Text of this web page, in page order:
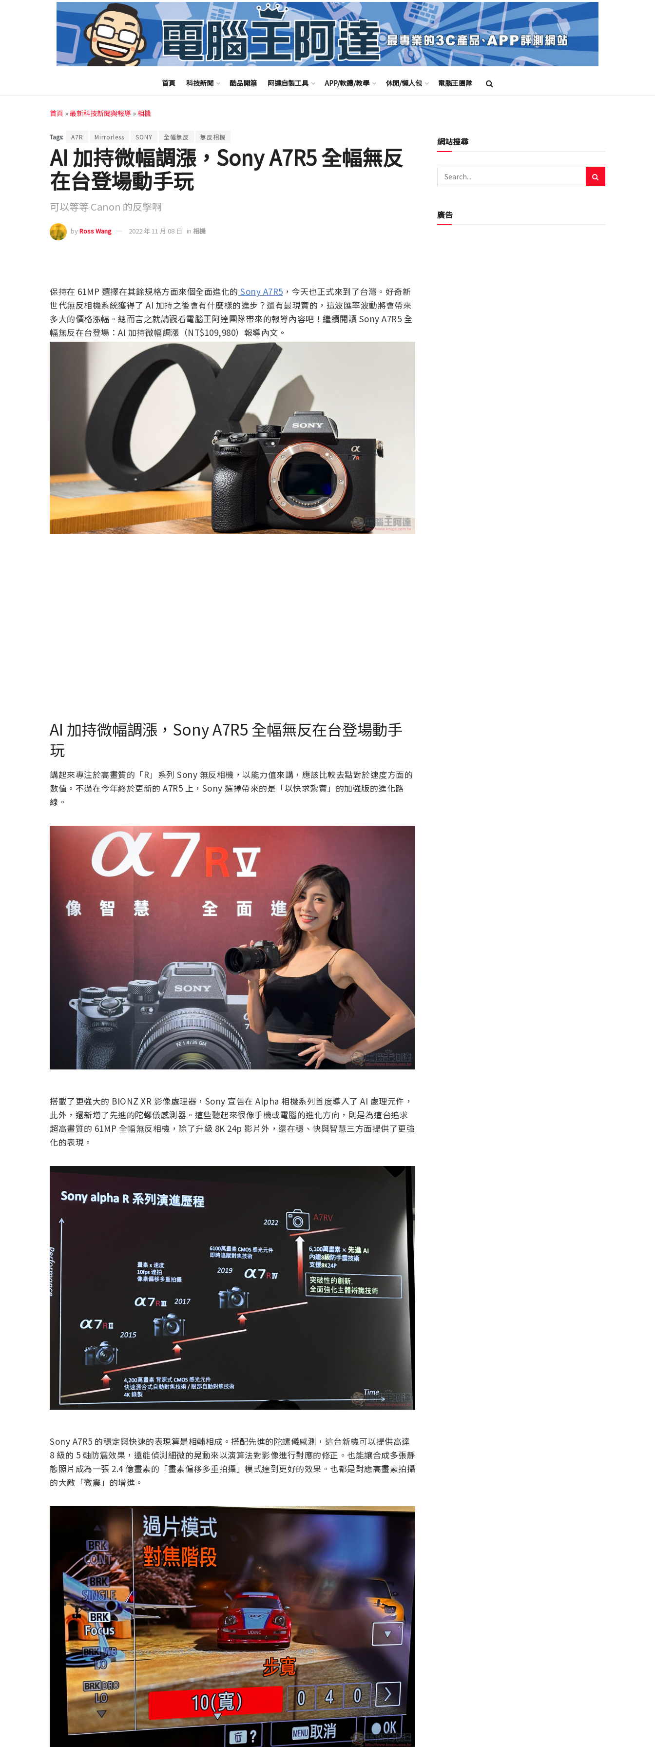
首頁 科技新聞 酷品開箱 阿達自製工具 APP/軟體/教學 休閒/懶人包 電腦王團隊
首頁 »最新科技新聞與報導 »相機
Tags: A7R Mirrorless SONY 全幅無反 無反相機
AI 加持微幅調漲，Sony A7R5 全幅無反
在台登場動手玩
可以等等 Canon 的反擊啊
byRoss Wang 2022 年 11 月 08 日 in 相機
保持在 61MP 選擇在其餘規格方面來個全面進化的 Sony A7R5 ，今天也正式來到了台灣。好奇新
世代無反相機系統獲得了 AI 加持之後會有什麼樣的進步？還有最現實的，這波匯率波動將會帶來
多大的價格漲幅。總而言之就請觀看電腦王阿達團隊帶來的報導內容吧！繼續閱讀 Sony A7R5 全
幅無反在台登場：AI 加持微幅調漲（NT$109,980）報導內文。
AI 加持微幅調漲，Sony A7R5 全幅無反在台登場動手
玩
講起來專注於高畫質的「R」系列 Sony 無反相機，以能力值來講，應該比較去點對於速度方面的
數值。不過在今年終於更新的 A7R5 上，Sony 選擇帶來的是「以快求紮實」的加強版的進化路
線。
搭載了更強大的 BIONZ XR 影像處理器，Sony 宣告在 Alpha 相機系列首度導入了 AI 處理元件，
此外，還新增了先進的陀螺儀感測器。這些聽起來很像手機或電腦的進化方向，則是為這台追求
超高畫質的 61MP 全幅無反相機，除了升級 8K 24p 影片外，還在穩、快與智慧三方面提供了更強
化的表現。
Sony A7R5 的穩定與快速的表現算是相輔相成。搭配先進的陀螺儀感測，這台新機可以提供高達
8 級的 5 軸防震效果，還能偵測細微的晃動來以演算法對影像進行對應的修正。也能讓合成多張靜
態照片成為一張 2.4 億畫素的「畫素偏移多重拍攝」模式達到更好的效果。也都是對應高畫素拍攝
的大敵「微震」的增進。
網站搜尋
廣告